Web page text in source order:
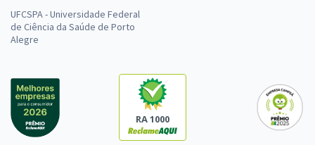
UFCSPA - Universidade Federal
de Ciência da Saúde de Porto
Alegre
RA 1000